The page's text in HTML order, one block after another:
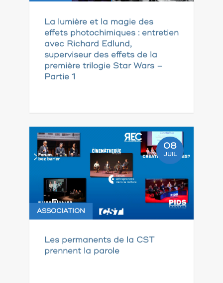
La lumière et la magie des
effets photochimiques : entretien
avec Richard Edlund,
superviseur des effets de la
première trilogie Star Wars –
Partie 1
08
JUIL
ASSOCIATION
Les permanents de la CST
prennent la parole